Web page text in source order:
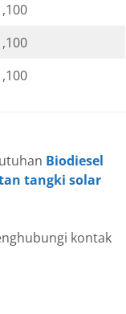
Biodiesel
tangki solar
kontak